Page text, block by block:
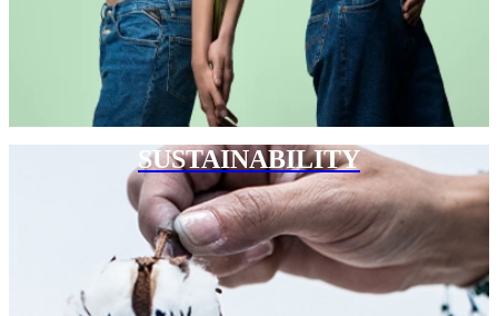
SUSTAINABILITY